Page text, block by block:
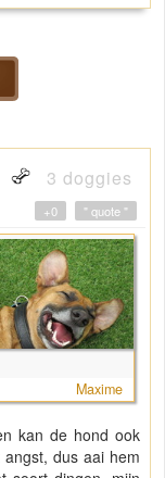
3 doggies
" quote "
+0
Maxime
kan de hond ook
dus aai hem